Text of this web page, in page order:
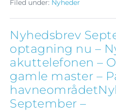
Filed under: Nyheder
Nyhedsbrev
optagning nu –
akuttelefonen –
gamle master –
September –